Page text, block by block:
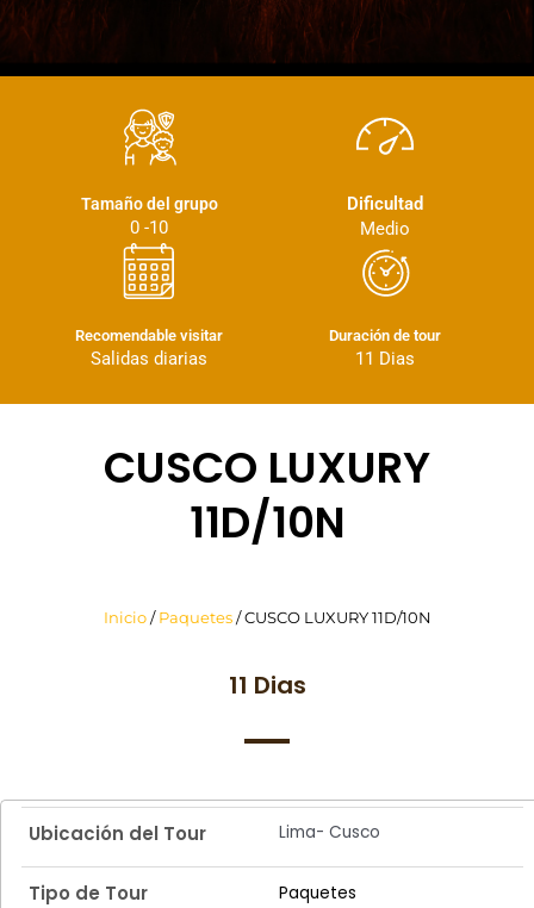
Tamaño del grupo
0 -10
Dificultad
Medio
Recomendable visitar
Salidas diarias
Duración de tour
11 Dias
CUSCO LUXURY
11D/10N
Inicio/ Paquetes/ CUSCO LUXURY 11D/10N
11 Dias
Ubicación del Tour Lima- Cusco
Tipo de Tour Paquetes